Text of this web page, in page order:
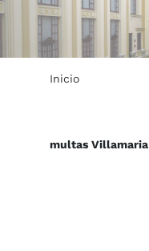
Inicio
multas Villamaria